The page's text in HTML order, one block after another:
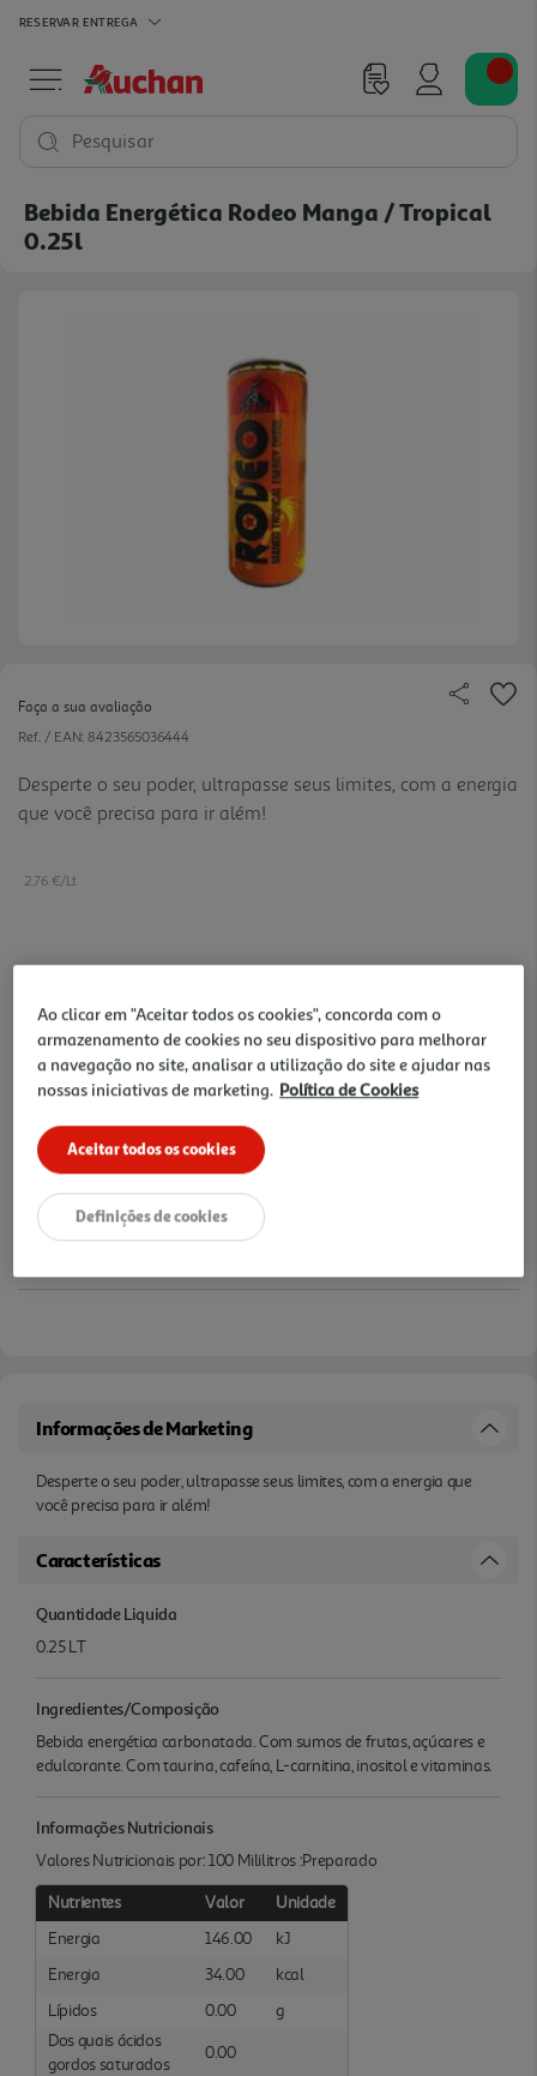
RESERVAR ENTREGA
Pesquisar
Bebida Energética Rodeo Manga / Tropical
0.25l
Faça a sua avaliação
Ref. / EAN: 8423565036444
Desperte o seu poder, ultrapasse seus limites, com a energia
que você precisa para ir além!
2.76 €/Lt
+0,10 € Depósito
Notas de preparação
Informações de Marketing
Desperte o seu poder, ultrapasse seus limites, com a energia que
você precisa para ir além!
Características
Quantidade Liquida
0.25 LT
Ingredientes/Composição
Bebida energética carbonatada. Com sumos de frutas, açúcares e
edulcorante. Com taurina, cafeína, L-carnitina, inositol e vitaminas.
Informações Nutricionais
Valores Nutricionais por: 100 Mililitros :Preparado
Nutrientes Valor
Unidade
Energia
146.00
kJ
Energia
34.00
kcal
Lípidos
0.00
g
Dos quais ácidos
gordos saturados
0.00
Ao clicar em "Aceitar todos os cookies", concorda com o
armazenamento de cookies no seu dispositivo para melhorar
a navegação no site, analisar a utilização do site e ajudar nas
nossas iniciativas de marketing. Política de Cookies
Aceitar todos os cookies
Definições de cookies